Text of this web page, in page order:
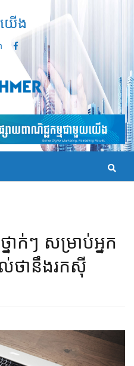
ើង
ាក់​ៗ សម្រាប់​អ្នក​
ល់​ថា​នឹង​​រក​ស៊ី​